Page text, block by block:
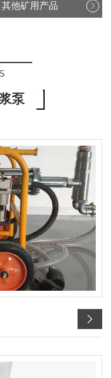
其他矿用产品
泵